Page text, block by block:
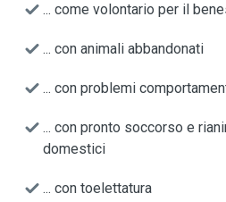
... come volontario per il
... con animali abbandonati
... con problemi
... con pronto soccorso e
domestici
... con toelettatura